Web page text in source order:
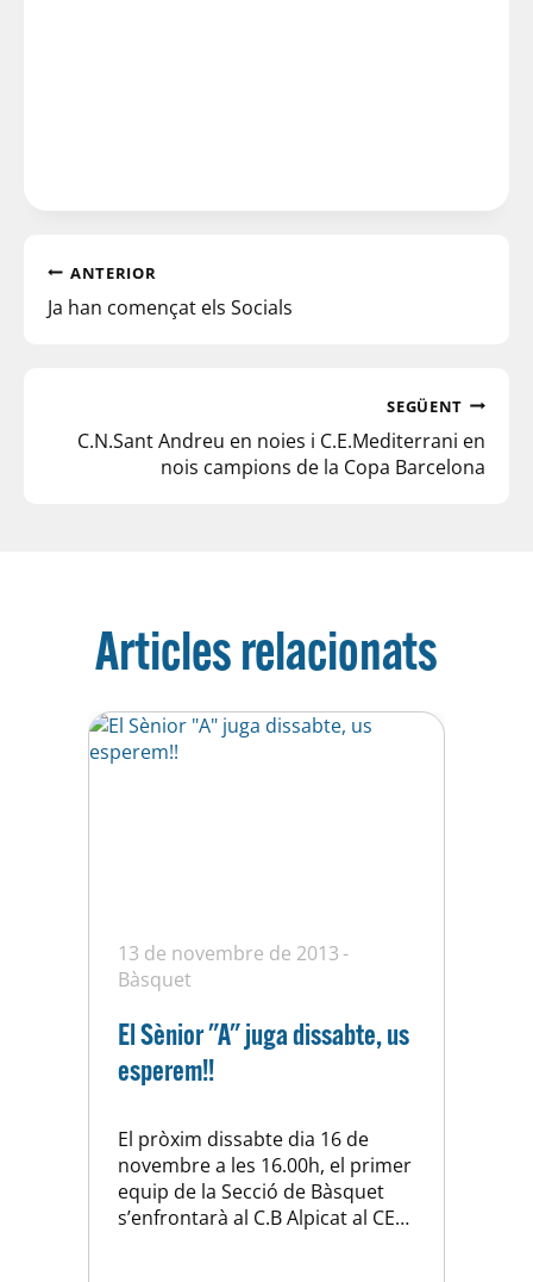
ANTERIOR
Ja han començat els Socials
SEGÜENT
C.N.Sant Andreu en noies i C.E.Mediterrani en
nois campions de la Copa Barcelona
Articles relacionats
13 de novembre de 2013
Bàsquet
El Sènior "A" juga dissabte, us
esperem!!
El pròxim dissabte dia 16 de
novembre a les 16.00h, el primer
equip de la Secció de Bàsquet
s’enfrontarà al C.B Alpicat al CEM